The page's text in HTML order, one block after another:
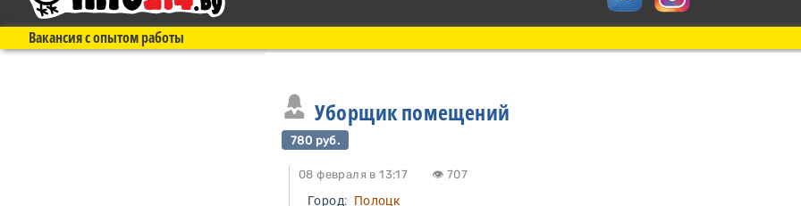
Вакансия с опытом работы
Уборщик помещений
780 руб.
08 февраля в 13:17 👁 707
Город: Полоцк